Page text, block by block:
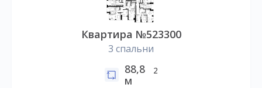
Квартира №523300
3 спальни
88,8
м
2